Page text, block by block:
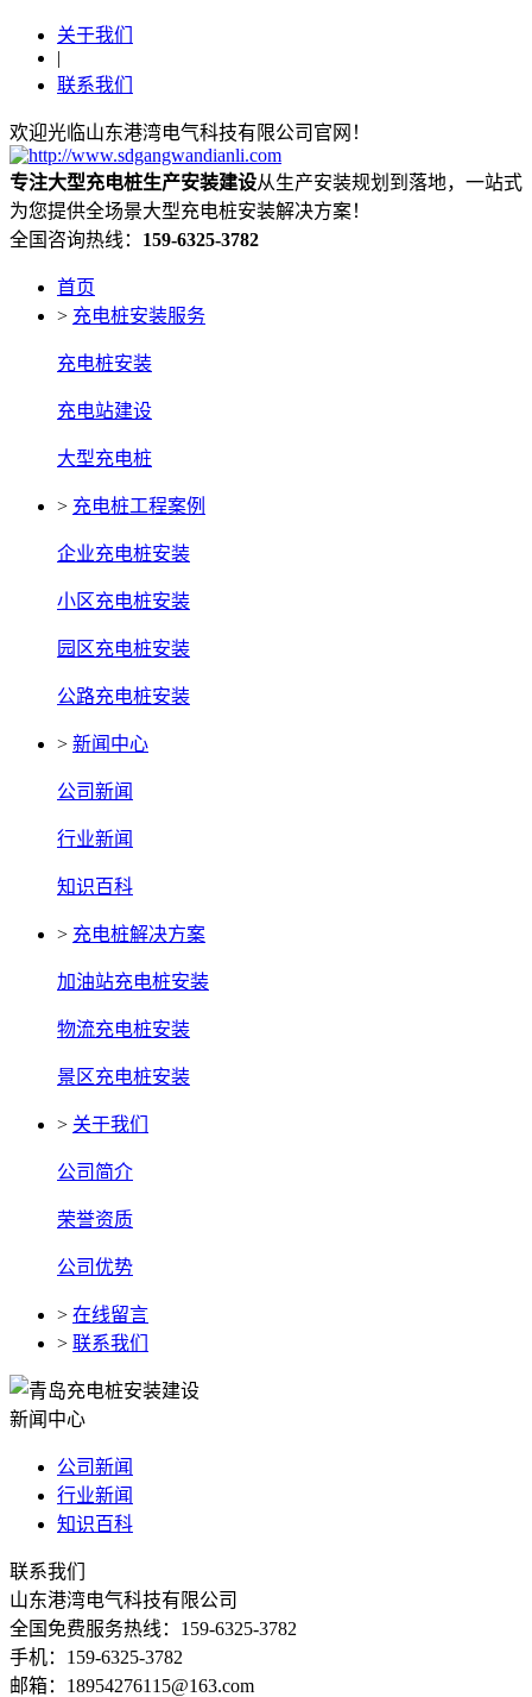
关于我们
|
联系我们
欢迎光临山东港湾电气科技有限公司官网！
专注大型充电桩生产安装建设从生产安装规划到落地，一站式
为您提供全场景大型充电桩安装解决方案！
全国咨询热线： 159-6325-3782
首页
> 充电桩安装服务
充电桩安装
充电站建设
大型充电桩
> 充电桩工程案例
企业充电桩安装
小区充电桩安装
园区充电桩安装
公路充电桩安装
> 新闻中心
公司新闻
行业新闻
知识百科
> 充电桩解决方案
加油站充电桩安装
物流充电桩安装
景区充电桩安装
> 关于我们
公司简介
荣誉资质
公司优势
> 在线留言
> 联系我们
新闻中心
公司新闻
行业新闻
知识百科
联系我们
山东港湾电气科技有限公司
全国免费服务热线：159-6325-3782
手机：159-6325-3782
邮箱：18954276115@163.com